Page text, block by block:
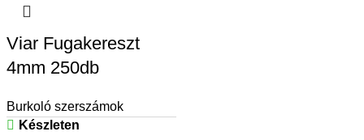
Viar Fugakereszt
4mm 250db
Burkoló szerszámok
Készleten